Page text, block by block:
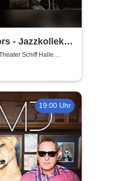
- Jazzkollektiv
Schiff Halle
19:00 Uhr